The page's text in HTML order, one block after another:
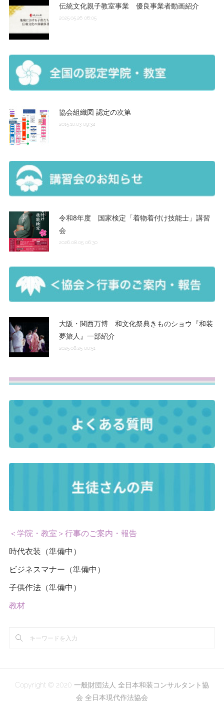
伝統文化親子教室事業 優良事業者動画紹介
2025.05.26 06:05
協会組織図 認定の次第
2015.10.03 09:34
令和8年度 国家検定「着物着付け技能士」講習
会
2026.08.05 06:30
大阪・関西万博 和文化祭典きものショウ『和装
夢旅人』一部紹介
2025.08.25 00:51
＜学院・教室＞行事のご案内・報告
時代衣装（準備中）
ビジネスマナー（準備中）
子供作法（準備中）
教材
Copyright © 2020 一般財団法人 全日本和装コンサルタント協
会 全日本現代作法協会